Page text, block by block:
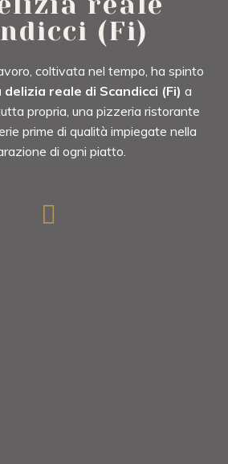
(Fi)
coltivata nel tempo, ha spinto
delizia reale di Scandicci (Fi) a
propria, una pizzeria ristorante
prime di qualità impiegate nella
di ogni piatto.